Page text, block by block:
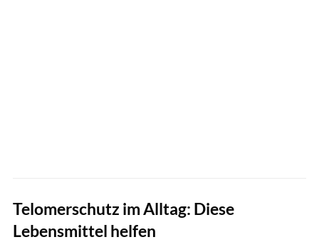
Telomerschutz im Alltag: Diese
Lebensmittel helfen